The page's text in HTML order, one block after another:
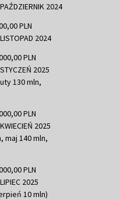
2024
PLN
2024
PLN
2025
130 mln,
PLN
2025
maj 140 mln,
PLN
2025
10 mln)